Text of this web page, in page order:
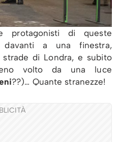
protagonisti di queste
davanti a una finestra,
di Londra, e subito
volto da una luce
??)… Quante stranezze!